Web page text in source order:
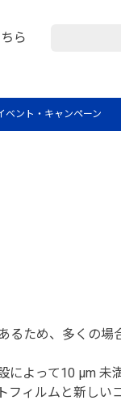
ら
ベント・キャンペーン
るため、多くの場
よって10 μm 未
フィルムと新しい